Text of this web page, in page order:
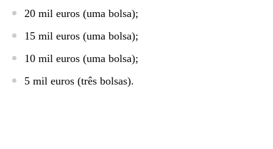
20 mil euros (uma bolsa);
15 mil euros (uma bolsa);
10 mil euros (uma bolsa);
5 mil euros (três bolsas).